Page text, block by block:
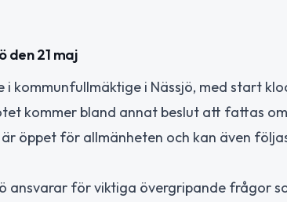
den 21 maj
i kommunfullmäktige i Nässjö, med start
kommer bland annat beslut att fattas
öppet för allmänheten och kan även
ansvarar för viktiga övergripande frågor